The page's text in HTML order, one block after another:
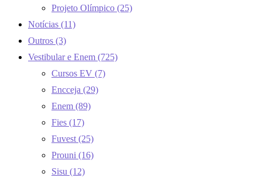
Projeto Olímpico (25)
Notícias (11)
Outros (3)
Vestibular e Enem (725)
Cursos EV (7)
Encceja (29)
Enem (89)
Fies (17)
Fuvest (25)
Prouni (16)
Sisu (12)